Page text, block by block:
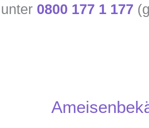
unter 0800 177 1 177